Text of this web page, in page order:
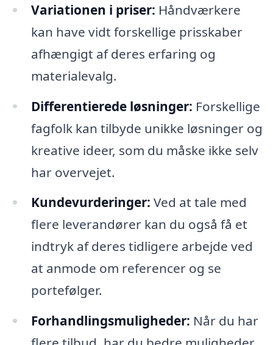
Variationen i priser: Håndværkere
kan have vidt forskellige prisskaber
afhængigt af deres erfaring og
materialevalg.
Differentierede løsninger: Forskellige
fagfolk kan tilbyde unikke løsninger og
kreative ideer, som du måske ikke selv
har overvejet.
Kundevurderinger: Ved at tale med
flere leverandører kan du også få et
indtryk af deres tidligere arbejde ved
at anmode om referencer og se
portefølger.
Forhandlingsmuligheder: Når du har